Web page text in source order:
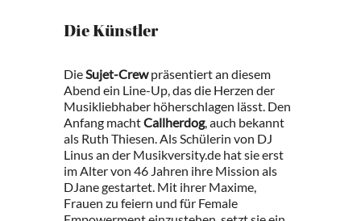
Die Künstler
DieSujet-Crewpräsentiert an diesem
Abend ein Line-Up, das die Herzen der
Musikliebhaber höherschlagen lässt. Den
Anfang machtCallherdog, auch bekannt
als Ruth Thiesen. Als Schülerin von DJ
Linus an der Musikversity.de hat sie erst
im Alter von 46 Jahren ihre Mission als
DJane gestartet. Mit ihrer Maxime,
Frauen zu feiern und für Female